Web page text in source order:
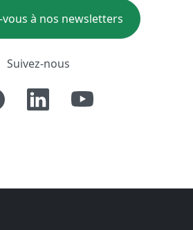
à nos newsletters
Suivez-nous